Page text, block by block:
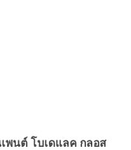
พนต์ โบเดแลค กลอส